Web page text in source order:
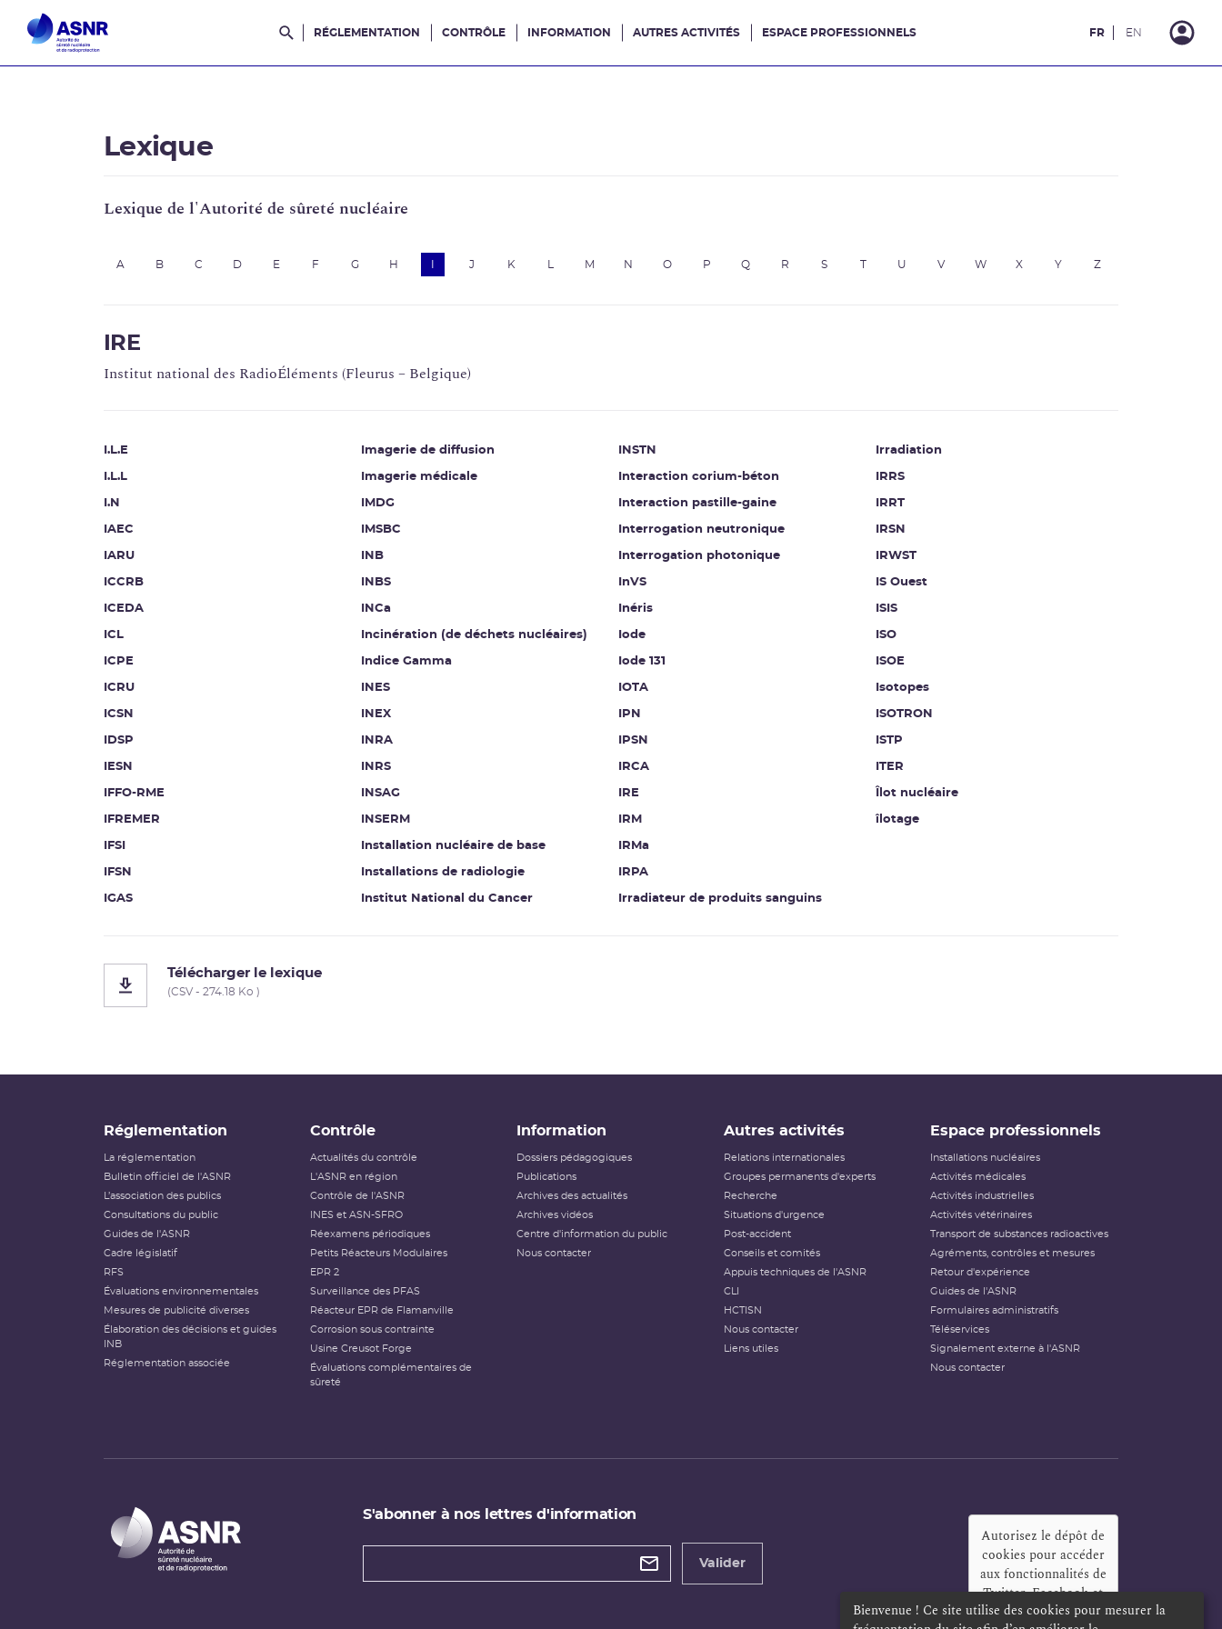
Rechercher dans le site
RÉGLEMENTATION CONTRÔLE INFORMATION AUTRES ACTIVITÉS ESPACE PROFESSIONNELS FR EN
Lexique
Lexique de l'Autorité de sûreté nucléaire
A B C D E F G H J K M N O P Q R S T U V W X Y Z
IRE
Institut national des RadioÉléments (Fleurus – Belgique)
I.L.E
I.L.L
I.N
IAEC
IARU
ICCRB
ICEDA
ICL
ICPE
ICRU
ICSN
IDSP
IESN
IFFO-RME
IFREMER
IFSI
IFSN
IGAS
Imagerie de diffusion
Imagerie médicale
IMDG
IMSBC
INB
INBS
INCa
Incinération (de déchets nucléaires)
Indice Gamma
INES
INEX
INRA
INRS
INSAG
INSERM
Installation nucléaire de base
Installations de radiologie
Institut National du Cancer
INSTN
Interaction corium-béton
Interaction pastille-gaine
Interrogation neutronique
Interrogation photonique
InVS
Inéris
Iode
Iode 131
IOTA
IPN
IPSN
IRCA
IRE
IRM
IRMa
IRPA
Irradiateur de produits sanguins
Irradiation
IRRS
IRRT
IRSN
IRWST
IS Ouest
ISIS
ISO
ISOE
Isotopes
ISOTRON
ISTP
ITER
Îlot nucléaire
îlotage
Télécharger le lexique
(CSV - 274.18 Ko )
Réglementation
La réglementation
Bulletin officiel de l'ASNR
L’association des publics
Consultations du public
Guides de l'ASNR
Cadre législatif
RFS
Évaluations environnementales
Mesures de publicité diverses
Élaboration des décisions et guides
INB
Réglementation associée
Contrôle
Actualités du contrôle
L'ASNR en région
Contrôle de l'ASNR
INES et ASN-SFRO
Réexamens périodiques
Petits Réacteurs Modulaires
EPR 2
Surveillance des PFAS
Réacteur EPR de Flamanville
Corrosion sous contrainte
Usine Creusot Forge
Évaluations complémentaires de
sûreté
Information
Dossiers pédagogiques
Publications
Archives des actualités
Archives vidéos
Centre d'information du public
Nous contacter
Autres activités
Relations internationales
Groupes permanents d'experts
Recherche
Situations d'urgence
Post-accident
Conseils et comités
Appuis techniques de l'ASNR
CLI
HCTISN
Nous contacter
Liens utiles
Espace professionnels
Installations nucléaires
Activités médicales
Activités industrielles
Activités vétérinaires
Transport de substances radioactives
Agréments, contrôles et mesures
Retour d'expérience
Guides de l'ASNR
Formulaires administratifs
Téléservices
Signalement externe à l'ASNR
Nous contacter
S'abonner à nos lettres d'information
Valider
Autorisez le dépôt de
cookies pour accéder
aux fonctionnalités de
Twitter, Facebook et
LinkedIn?
Bienvenue ! Ce site utilise des cookies pour mesurer la